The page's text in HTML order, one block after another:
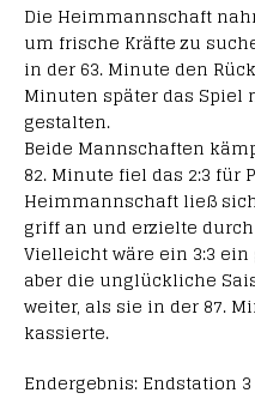
Die Heimmannschaft
um frische Kräfte zu
in der 63. Minute den
Minuten später das Spiel
gestalten.
Beide Mannschaften
82. Minute fiel das 2:3 für
Heimmannschaft ließ
griff an und erzielte
Vielleicht wäre ein 3:3
aber die unglückliche
weiter, als sie in der 87.
kassierte.
Endergebnis: Endstation